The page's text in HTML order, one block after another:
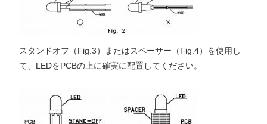
スタンドオフ（Fig.3）またはスペーサー（Fig.4）を使用し
て、LEDをPCBの上に確実に配置してください。